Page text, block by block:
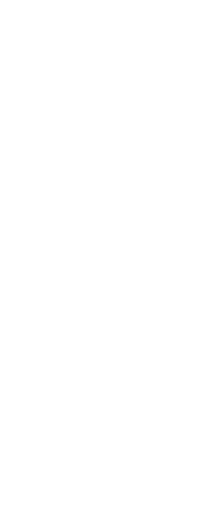
breiwerken naar
dan onze
finishing touch
voeg je niet
toe aan je
tintje dat jouw
van
en breisters onder
vegan leren
zijn.
materiaal,
alternatief
te doen